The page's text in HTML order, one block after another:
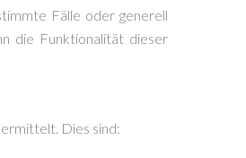
Fälle oder generell
die Funktionalität dieser
Dies sind: